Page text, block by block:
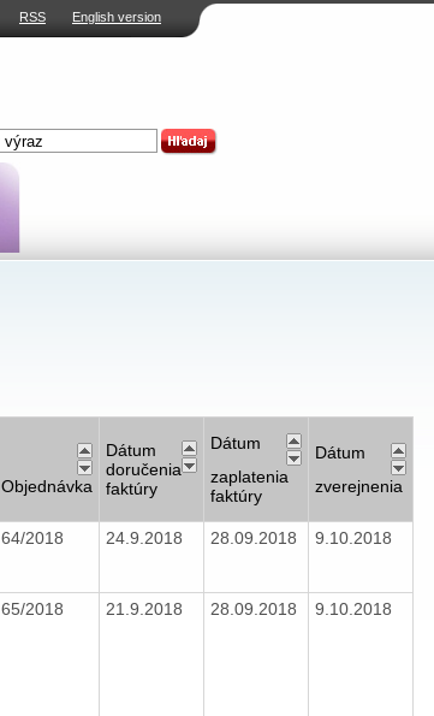
RSS English version
Objednávka
Dátum
doručenia
faktúry
Dátum
zaplatenia
faktúry
Dátum
zverejnenia
64/2018 24.9.2018 28.09.2018 9.10.2018
65/2018 21.9.2018 28.09.2018 9.10.2018